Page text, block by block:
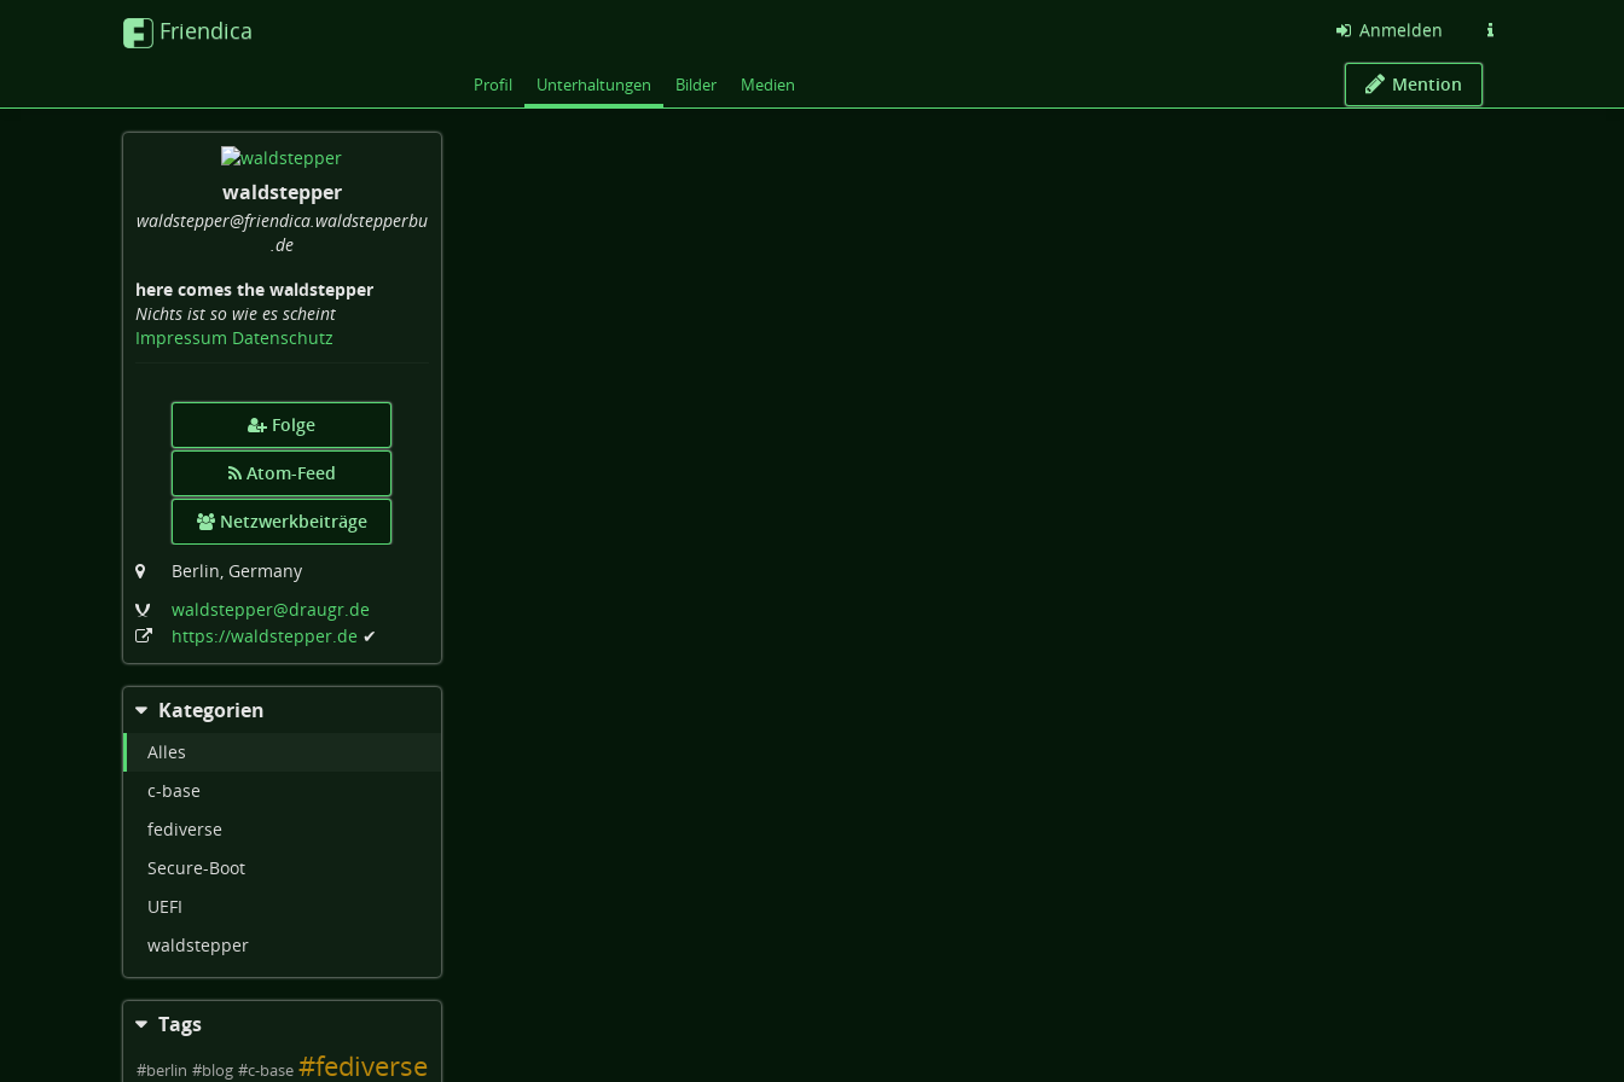
Friendica Anmelden
Profil Unterhaltungen Bilder Medien Mention
waldstepper
waldstepper@friendica.waldstepperbu
.de
here comes the waldstepper
Nichts ist so wie es scheint
Impressum Datenschutz
Folge
Atom-Feed
Netzwerkbeiträge
Berlin, Germany
waldstepper@draugr.de
https://waldstepper.de ✔
Kategorien
Alles
c-base
fediverse
Secure-Boot
UEFI
waldstepper
Tags
#berlin #blog #c-base #fediverse